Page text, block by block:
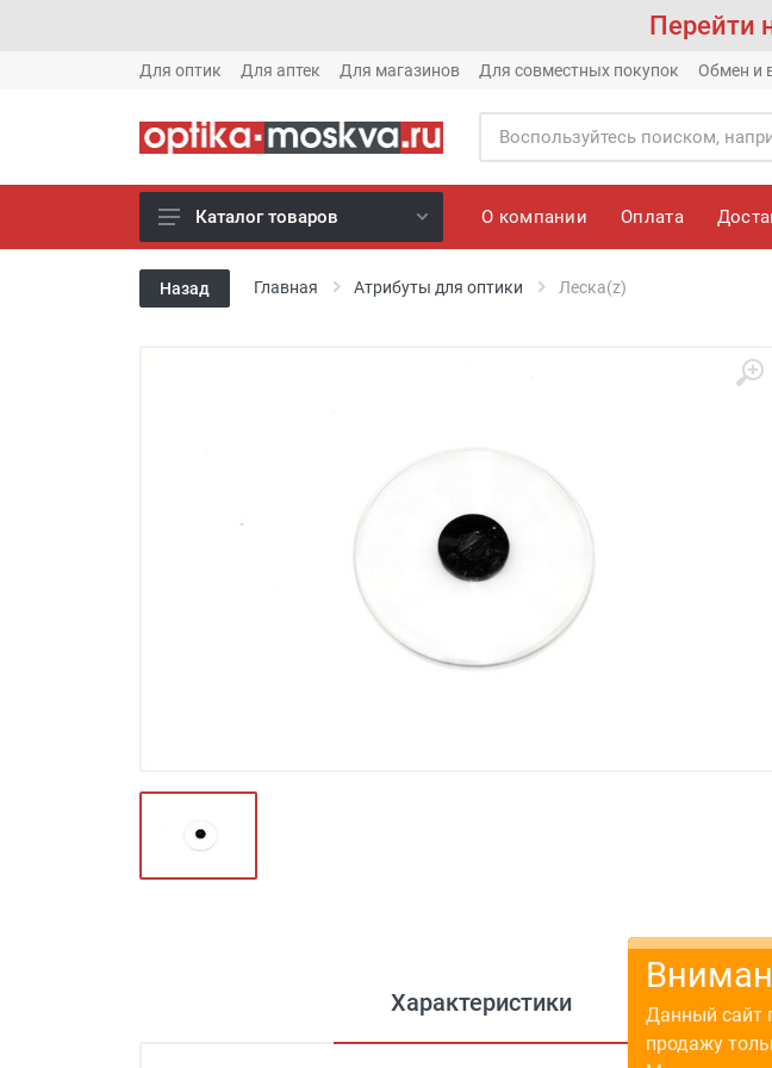
Перейти
Для оптик Для аптек Для магазинов Для совместных покупок Обмен и
Новое готовые очки (1621)
Новое солнце (1613)
Атрибуты для оптики (59)
Каталог товаров О компании Оплата
Назад Главная Атрибуты для оптики Леска(z)
Характеристики
Данный сайт
продажу